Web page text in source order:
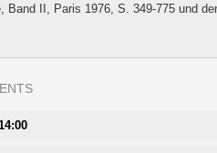
Band II, Paris 1976, S. 349-775 und